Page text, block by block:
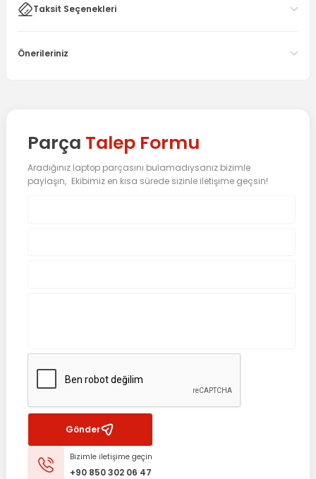
Taksit Seçenekleri
Önerileriniz
Parça Talep Formu
Aradığınız laptop parçasını bulamadıysanız bizimle
paylaşın, Ekibimiz en kısa sürede sizinle iletişime geçsin!
Gönder
Bizimle iletişime geçin
+90 850 302 06 47